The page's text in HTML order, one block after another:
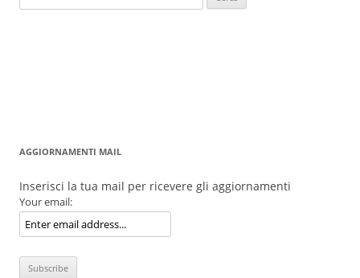
per:
AGGIORNAMENTI MAIL
Inserisci la tua mail per ricevere gli aggiornamenti
Your email: